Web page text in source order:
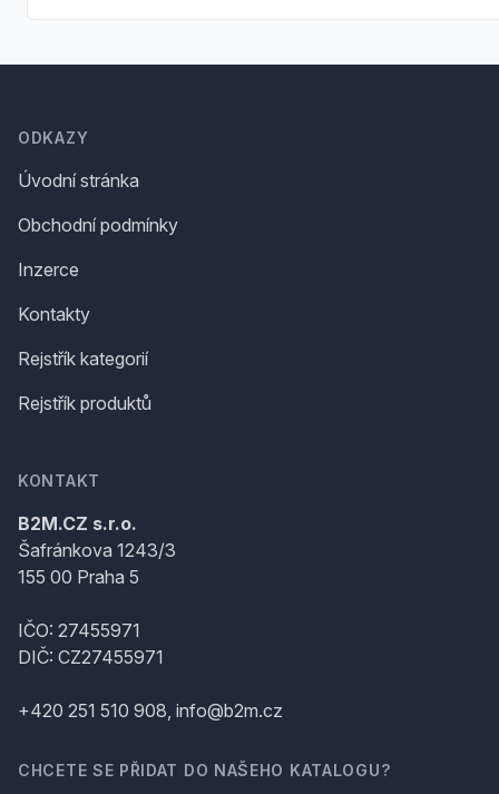
ODKAZY
Úvodní stránka
Obchodní podmínky
Inzerce
Kontakty
Rejstřík kategorií
Rejstřík produktů
KONTAKT
B2M.CZ s.r.o.
Šafránkova 1243/3
155 00 Praha 5
IČO: 27455971
DIČ: CZ27455971
+420 251 510 908, info@b2m.cz
CHCETE SE PŘIDAT DO NAŠEHO KATALOGU?